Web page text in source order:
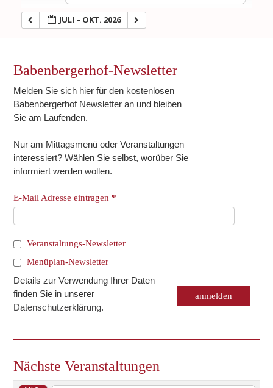
JULI – OKT. 2026
Babenbergerhof-Newsletter
Melden Sie sich hier für den kostenlosen
Babenbergerhof Newsletter an und bleiben
Sie am Laufenden.
Nur am Mittagsmenü oder Veranstaltungen
interessiert? Wählen Sie selbst, worüber Sie
informiert werden wollen.
E-Mail Adresse eintragen*
Veranstaltungs-Newsletter
Menüplan-Newsletter
Details zur Verwendung Ihrer Daten
finden Sie in unserer
Datenschutzerklärung.
Nächste Veranstaltungen